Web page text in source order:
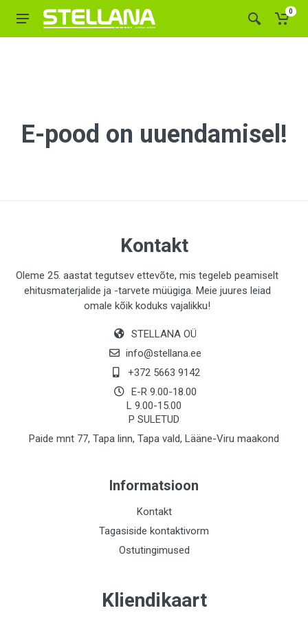
0
E-pood on uuendamisel!
Kontakt
Oleme 25. aastat tegutsev ettevõte, mis tegeleb peamiselt
ehitusmaterjalide ja -tarvete müügiga. Meie juures leiad
omale kõik koduks vajalikku!
STELLANA OÜ
info@stellana.ee
+372 5663 9142
E-R 9.00-18.00
L 9.00-15.00
P SULETUD
Paide mnt 77, Tapa linn, Tapa vald, Lääne-Viru maakond
Informatsioon
Kontakt
Tagasiside kontaktivorm
Ostutingimused
Kliendikaart